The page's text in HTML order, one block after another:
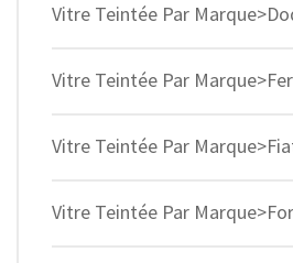
Vitre Teintée Par
Vitre Teintée Par
Vitre Teintée Par
Vitre Teintée Par